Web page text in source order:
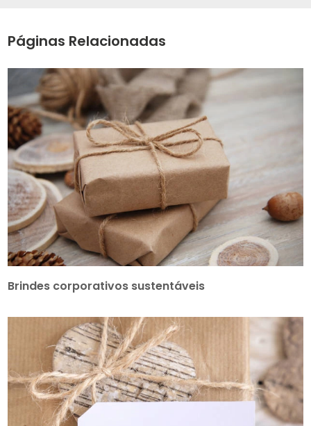
Páginas Relacionadas
Brindes corporativos sustentáveis